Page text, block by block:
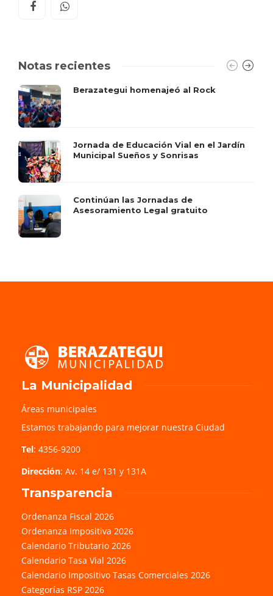
Notas recientes
Berazategui homenajeó al Rock
Jornada de Educación Vial en el Jardín
Municipal Sueños y Sonrisas
Continúan las Jornadas de
Asesoramiento Legal gratuito
La Municipalidad
Áreas municipales
Estamos trabajando para mejorar nuestra Ciudad
Tel: 4356-9200
Dirección: Av. 14 e/ 131 y 131A
Transparencia
Ordenanza Fiscal 2026
Ordenanza Impositiva 2026
Calendario Tributario 2026
Calendario Tasa Vial 2026
Calendario Impositivo Tasas Comerciales 2026
Categorías RSP 2026